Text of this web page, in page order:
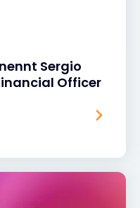
Sergio
Officer